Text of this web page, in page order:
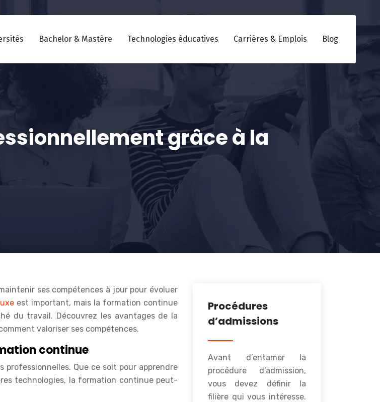
Bachelor & Mastère Technologies éducatives Carrières & Emplois Blog
grâce à la
ses compétences à jour pour évoluer
est important, mais la formation continue
du travail. Découvrez les avantages de la
valoriser ses compétences.
continue
Que ce soit pour apprendre
technologies, la formation continue peut-
Procédures
d’admissions
Avant d’entamer la
procédure d’admission,
vous devez définir la
filière qui vous intéresse.